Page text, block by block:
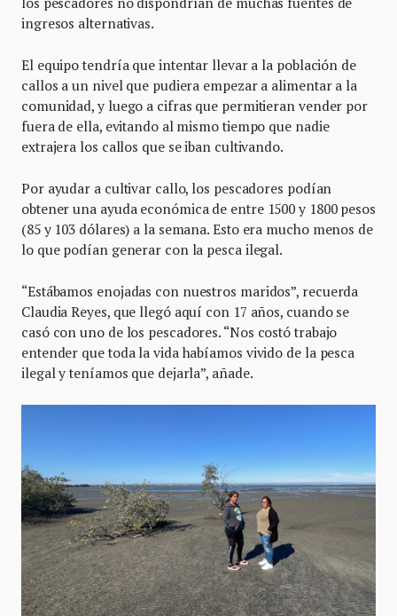
ingresos alternativas.
El equipo tendría que intentar llevar a la población de
callos a un nivel que pudiera empezar a alimentar a la
comunidad, y luego a cifras que permitieran vender por
fuera de ella, evitando al mismo tiempo que nadie
extrajera los callos que se iban cultivando.
Por ayudar a cultivar callo, los pescadores podían
obtener una ayuda económica de entre 1500 y 1800 pesos
(85 y 103 dólares) a la semana. Esto era mucho menos de
lo que podían generar con la pesca ilegal.
“Estábamos enojadas con nuestros maridos”, recuerda
Claudia Reyes, que llegó aquí con 17 años, cuando se
casó con uno de los pescadores. “Nos costó trabajo
entender que toda la vida habíamos vivido de la pesca
ilegal y teníamos que dejarla”, añade.